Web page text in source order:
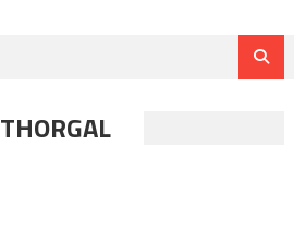
THORGAL